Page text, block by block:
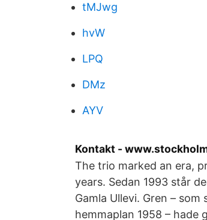
tMJwg
hvW
LPQ
DMz
AYV
Kontakt -
The trio marked an era,
years. Sedan 1993 står
Gamla Ullevi. Gren –
hemmaplan 1958 –